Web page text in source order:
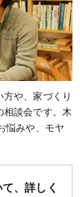
や、家づくり
相談会です。木
悩みや、モヤ
、詳しく